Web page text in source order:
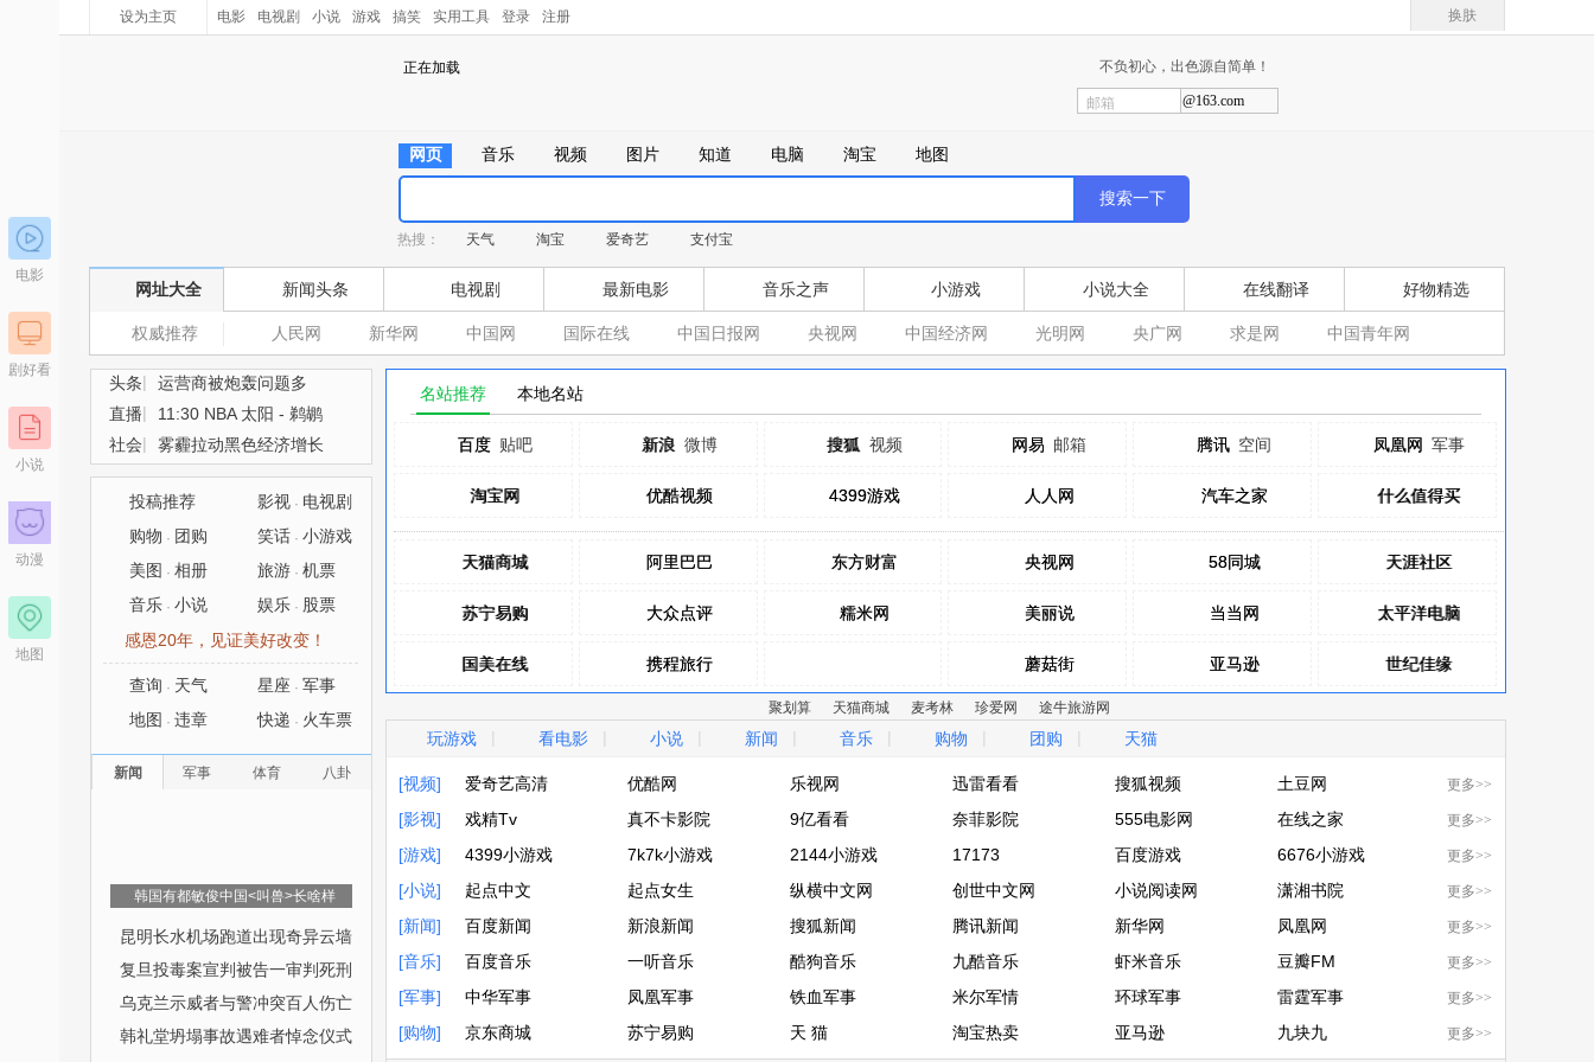
电影
剧好看
小说
动漫
地图
设为主页 电影 电视剧 小说 游戏 搞笑 实用工具 登录 注册 换肤
正在加载 不负初心，出色源自简单！
@163.com
邮箱
网页 音乐 视频 图片 知道 电脑 淘宝 地图
热搜： 天气 淘宝 爱奇艺 支付宝
网址大全 新闻头条 电视剧 最新电影 音乐之声 小游戏 小说大全 在线翻译 好物精选
权威推荐 人民网 新华网 中国网 国际在线 中国日报网 央视网 中国经济网 光明网 央广网 求是网 中国青年网
名站推荐 本地名站
百度
百度 贴吧 新浪
新浪 微博 搜狐
搜狐 视频 网易
网易 邮箱 腾讯
腾讯 空间 凤凰网
凤凰网 军事
淘宝网
淘宝网 优酷视频
优酷视频 4399游戏
4399游戏 人人网
人人网 汽车之家
汽车之家 什么值得买
什么值得买
天猫商城
天猫商城 阿里巴巴
阿里巴巴 东方财富
东方财富 央视网
央视网 58同城
58同城 天涯社区
天涯社区
苏宁易购
苏宁易购 大众点评
大众点评 糯米网
糯米网 美丽说
美丽说 当当网
当当网 太平洋电脑
太平洋电脑
国美在线
国美在线 携程旅行
携程旅行 蘑菇街
蘑菇街 亚马逊
亚马逊 世纪佳缘
世纪佳缘
拉手网
拉手网 乐蜂网
乐蜂网
聚划算 天猫商城 麦考林 珍爱网 途牛旅游网
玩游戏 看电影 小说 新闻 音乐 购物 团购 天猫
[视频] 更多>>
爱奇艺高清
爱奇艺高清
优酷网
优酷网
乐视网
乐视网
迅雷看看
迅雷看看
搜狐视频
搜狐视频
土豆网
土豆网
[影视] 更多>>
戏精Tv
戏精Tv
真不卡影院
真不卡影院
9亿看看
9亿看看
奈菲影院
奈菲影院
555电影网
555电影网
在线之家
在线之家
[游戏] 更多>>
4399小游戏
4399小游戏
7k7k小游戏
7k7k小游戏
2144小游戏
2144小游戏
17173
17173
百度游戏
百度游戏
6676小游戏
6676小游戏
[小说] 更多>>
起点中文
起点中文
起点女生
起点女生
纵横中文网
纵横中文网
创世中文网
创世中文网
小说阅读网
小说阅读网
潇湘书院
潇湘书院
[新闻] 更多>>
百度新闻
百度新闻
新浪新闻
新浪新闻
搜狐新闻
搜狐新闻
腾讯新闻
腾讯新闻
新华网
新华网
凤凰网
凤凰网
[音乐] 更多>>
百度音乐
百度音乐
一听音乐
一听音乐
酷狗音乐
酷狗音乐
九酷音乐
九酷音乐
虾米音乐
虾米音乐
豆瓣FM
豆瓣FM
[军事] 更多>>
中华军事
中华军事
凤凰军事
凤凰军事
铁血军事
铁血军事
米尔军情
米尔军情
环球军事
环球军事
雷霆军事
雷霆军事
[购物] 更多>>
京东商城
苏宁易购
天 猫
淘宝热卖
亚马逊
九块九
头条|
运营商被炮轰问题多
直播|
11:30 NBA 太阳 - 鹈鹕
社会| 雾霾拉动黑色经济增长
投稿推荐 影视 · 电视剧
购物 · 团购 笑话 · 小游戏
美图 · 相册 旅游 · 机票
音乐 · 小说 娱乐 · 股票
感恩20年，见证美好改变！
查询 · 天气 星座 · 军事
地图 · 违章 快递 · 火车票
新闻 军事 体育 八卦
韩国有都敏俊中国<叫兽>长啥样
昆明长水机场跑道出现奇异云墙
复旦投毒案宣判被告一审判死刑
乌克兰示威者与警冲突百人伤亡
韩礼堂坍塌事故遇难者悼念仪式